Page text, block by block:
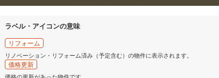
ラベル・アイコンの意味
リフォーム
リノベーション・リフォーム済み（予定含む）の物件に表示されます。
価格更新
価格の更新があった物件です。